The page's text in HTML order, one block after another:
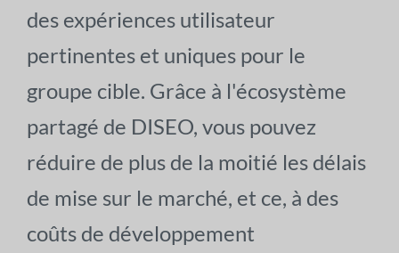
des expériences utilisateur
pertinentes et uniques pour le
groupe cible. Grâce à l'écosystème
partagé de DISEO, vous pouvez
réduire de plus de la moitié les délais
de mise sur le marché, et ce, à des
coûts de développement